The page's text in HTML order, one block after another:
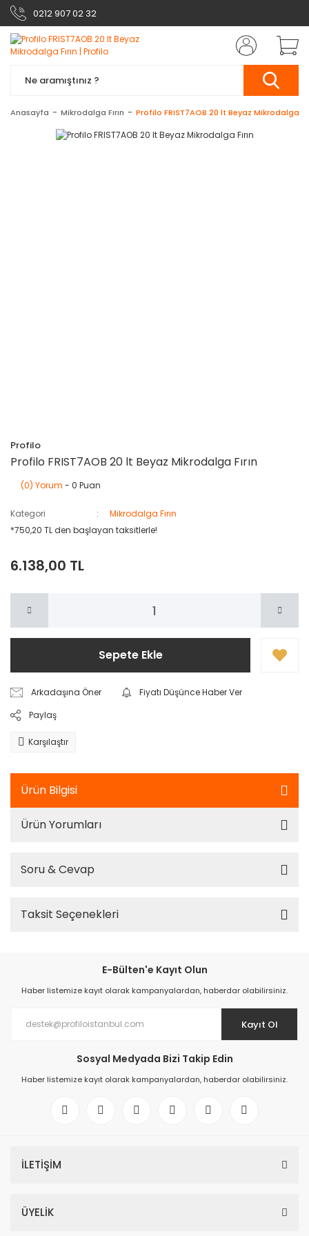
0212 907 02 32
Anasayfa Mikrodalga Fırın Profilo FRIST7AOB 20 lt Beyaz Mikrodalga
Profilo
Profilo FRIST7AOB 20 lt Beyaz Mikrodalga Fırın
(0) Yorum - 0 Puan
Kategori
Mikrodalga Fırın
*750,20 TL den başlayan taksitlerle!
6.138,00 TL
Sepete Ekle
Arkadaşına Öner
Fiyatı Düşünce Haber Ver
Paylaş
Karşılaştır
Ürün Bilgisi
Ürün Yorumları
Soru & Cevap
Taksit Seçenekleri
E-Bülten'e Kayıt Olun
Haber listemize kayıt olarak kampanyalardan, haberdar olabilirsiniz.
Kayıt Ol
Sosyal Medyada Bizi Takip Edin
Haber listemize kayıt olarak kampanyalardan, haberdar olabilirsiniz.
İLETİŞİM
ÜYELİK